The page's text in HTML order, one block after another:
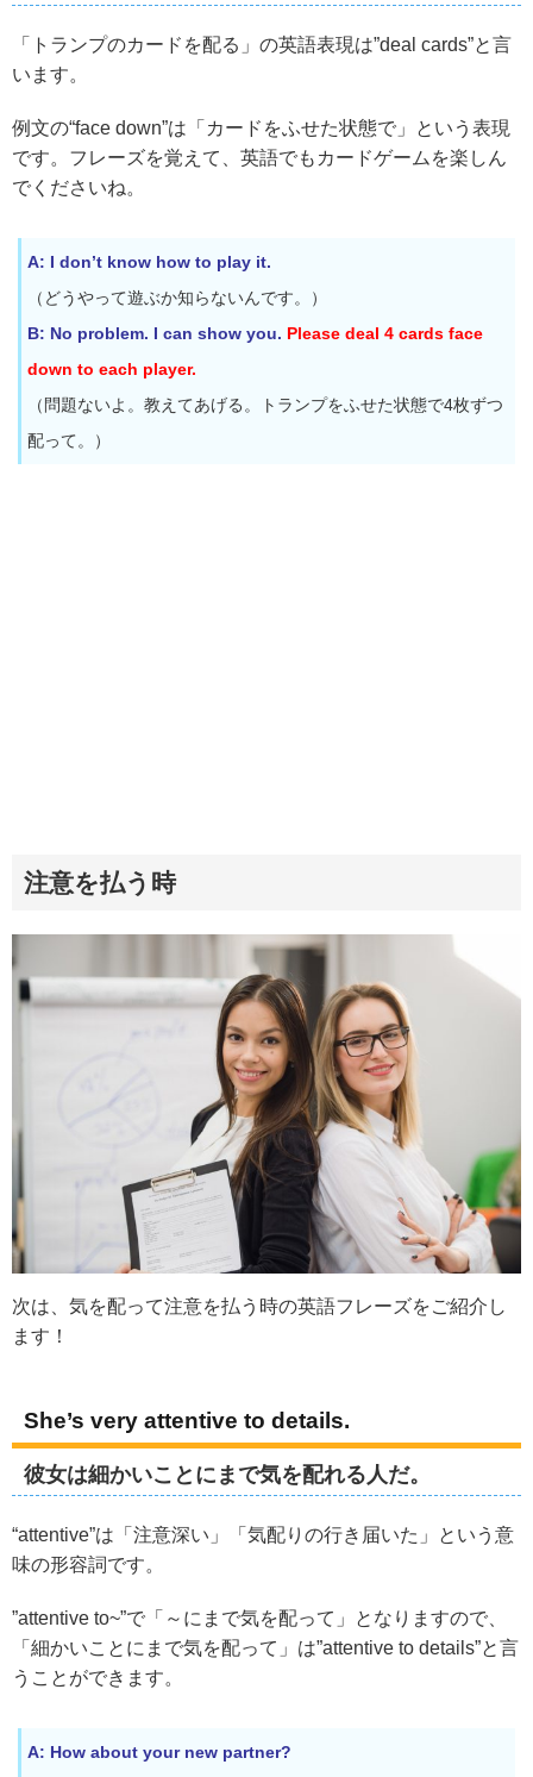
「トランプのカードを配る」の英語表現は”deal cards”と言
います。
例文の“face down”は「カードをふせた状態で」という表現
です。フレーズを覚えて、英語でもカードゲームを楽しん
でくださいね。
A: I don’t know how to play it.
（どうやって遊ぶか知らないんです。）
B: No problem. I can show you. Please deal 4 cards face
down to each player.
（問題ないよ。教えてあげる。トランプをふせた状態で4枚ずつ
配って。）
注意を払う時
次は、気を配って注意を払う時の英語フレーズをご紹介し
ます！
She’s very attentive to details.
彼女は細かいことにまで気を配れる人だ。
“attentive”は「注意深い」「気配りの行き届いた」という意
味の形容詞です。
”attentive to~”で「～にまで気を配って」となりますので、
「細かいことにまで気を配って」は”attentive to details”と言
うことができます。
A: How about your new partner?